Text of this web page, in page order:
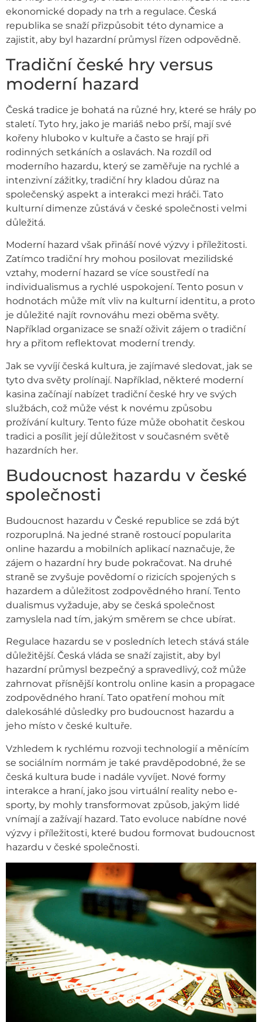
ekonomické dopady na trh a regulace. Česká
republika se snaží přizpůsobit této dynamice a
zajistit, aby byl hazardní průmysl řízen odpovědně.
Tradiční české hry versus
moderní hazard
Česká tradice je bohatá na různé hry, které se hrály po
staletí. Tyto hry, jako je mariáš nebo prší, mají své
kořeny hluboko v kultuře a často se hrají při
rodinných setkáních a oslavách. Na rozdíl od
moderního hazardu, který se zaměřuje na rychlé a
intenzivní zážitky, tradiční hry kladou důraz na
společenský aspekt a interakci mezi hráči. Tato
kulturní dimenze zůstává v české společnosti velmi
důležitá.
Moderní hazard však přináší nové výzvy i příležitosti.
Zatímco tradiční hry mohou posilovat mezilidské
vztahy, moderní hazard se více soustředí na
individualismus a rychlé uspokojení. Tento posun v
hodnotách může mít vliv na kulturní identitu, a proto
je důležité najít rovnováhu mezi oběma světy.
Například organizace se snaží oživit zájem o tradiční
hry a přitom reflektovat moderní trendy.
Jak se vyvíjí česká kultura, je zajímavé sledovat, jak se
tyto dva světy prolínají. Například, některé moderní
kasina začínají nabízet tradiční české hry ve svých
službách, což může vést k novému způsobu
prožívání kultury. Tento fúze může obohatit českou
tradici a posílit její důležitost v současném světě
hazardních her.
Budoucnost hazardu v české
společnosti
Budoucnost hazardu v České republice se zdá být
rozporuplná. Na jedné straně rostoucí popularita
online hazardu a mobilních aplikací naznačuje, že
zájem o hazardní hry bude pokračovat. Na druhé
straně se zvyšuje povědomí o rizicích spojených s
hazardem a důležitost zodpovědného hraní. Tento
dualismus vyžaduje, aby se česká společnost
zamyslela nad tím, jakým směrem se chce ubírat.
Regulace hazardu se v posledních letech stává stále
důležitější. Česká vláda se snaží zajistit, aby byl
hazardní průmysl bezpečný a spravedlivý, což může
zahrnovat přísnější kontrolu online kasin a propagace
zodpovědného hraní. Tato opatření mohou mít
dalekosáhlé důsledky pro budoucnost hazardu a
jeho místo v české kultuře.
Vzhledem k rychlému rozvoji technologií a měnícím
se sociálním normám je také pravděpodobné, že se
česká kultura bude i nadále vyvíjet. Nové formy
interakce a hraní, jako jsou virtuální reality nebo e-
sporty, by mohly transformovat způsob, jakým lidé
vnímají a zažívají hazard. Tato evoluce nabídne nové
výzvy i příležitosti, které budou formovat budoucnost
hazardu v české společnosti.